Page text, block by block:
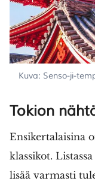
Kuva: Senso-ji-
Tokion
Ensikertalaisina
klassikot.
lisää varmasti